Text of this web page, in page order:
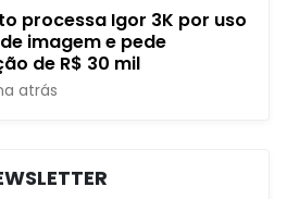
processa Igor 3K por uso
imagem e pede
de R$ 30 mil
atrás